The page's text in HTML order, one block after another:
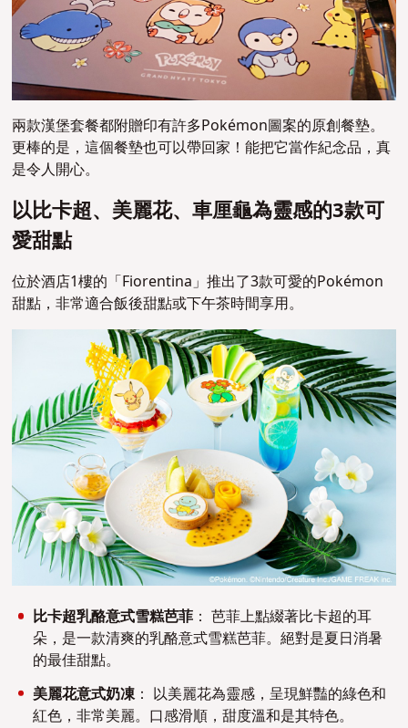
兩款漢堡套餐都附贈印有許多Pokémon圖案的原創餐墊。
更棒的是，這個餐墊也可以帶回家！能把它當作紀念品，真
是令人開心。
以比卡超、美麗花、車厘龜為靈感的3款可
愛甜點
位於酒店1樓的「Fiorentina」推出了3款可愛的Pokémon
甜點，非常適合飯後甜點或下午茶時間享用。
比卡超乳酪意式雪糕芭菲： 芭菲上點綴著比卡超的耳
朵，是一款清爽的乳酪意式雪糕芭菲。絕對是夏日消暑
的最佳甜點。
美麗花意式奶凍： 以美麗花為靈感，呈現鮮豔的綠色和
紅色，非常美麗。口感滑順，甜度溫和是其特色。